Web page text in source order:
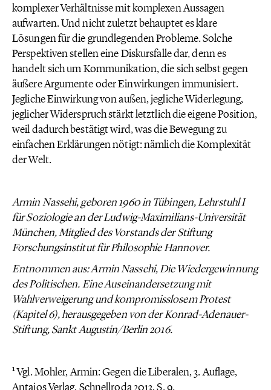
komplexer Verhältnisse mit komplexen Aussagen
aufwarten. Und nicht zuletzt behauptet es klare
Lösungen für die grundlegenden Probleme. Solche
Perspektiven stellen eine Diskursfalle dar, denn es
handelt sich um Kommunikation, die sich selbst gegen
äußere Argumente oder Einwirkungen immunisiert.
Jegliche Einwirkung von außen, jegliche Widerlegung,
jeglicher Widerspruch stärkt letztlich die eigene Position,
weil dadurch bestätigt wird, was die Bewegung zu
einfachen Erklärungen nötigt: nämlich die Komplexität
der Welt.
Armin Nassehi, geboren 1960 in Tübingen, Lehrstuhl I
für Soziologie an der Ludwig-Maximilians-Universität
München, Mitglied des Vorstands der Stiftung
Forschungsinstitut für Philosophie Hannover.
Entnommen aus: Armin Nassehi, Die Wiedergewinnung
des Politischen. Eine Auseinandersetzung mit
Wahlverweigerung und kompromisslosem Protest
(Kapitel 6), herausgegeben von der Konrad-Adenauer-
Stiftung, Sankt Augustin/Berlin 2016.
1Vgl. Mohler, Armin: Gegen die Liberalen, 3. Auflage,
Antaios Verlag, Schnellroda 2013, S. 9.